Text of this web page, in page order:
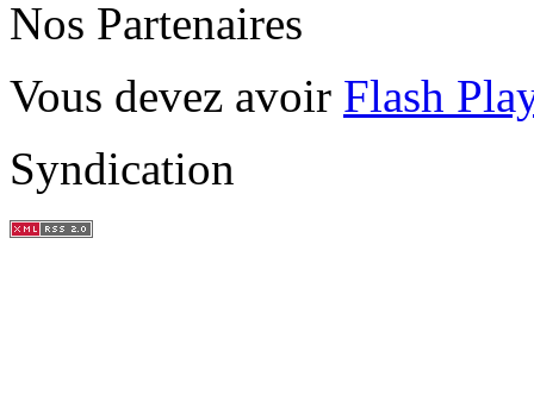
Nos Partenaires
Vous devez avoir Flash
Syndication